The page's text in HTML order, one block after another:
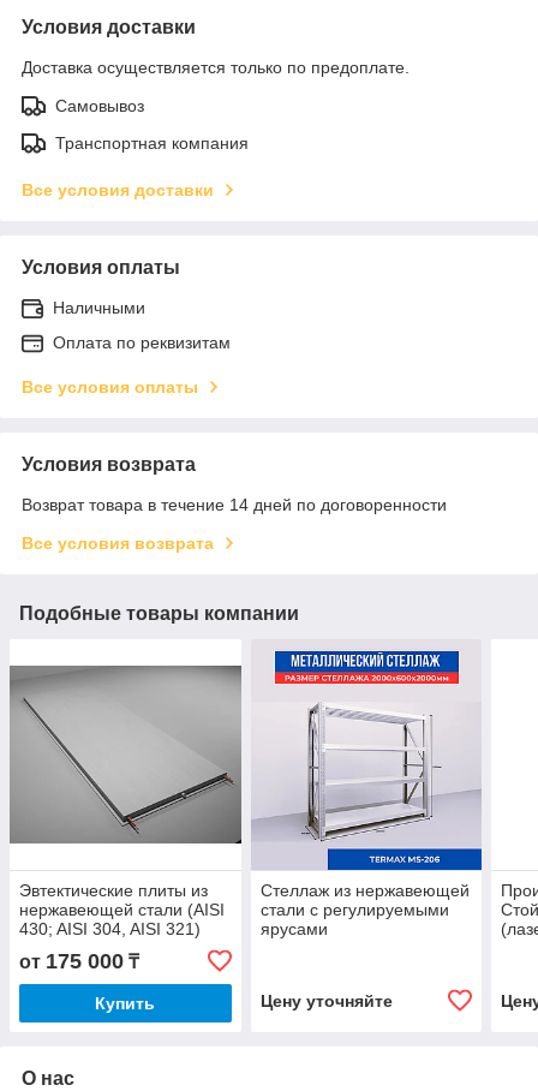
Условия доставки
Доставка осуществляется только по предоплате.
Самовывоз
Транспортная компания
Все условия доставки
Условия оплаты
Наличными
Оплата по реквизитам
Все условия оплаты
Условия возврата
Возврат товара в течение 14 дней по договоренности
Все условия возврата
Подобные товары компании
Эвтектические плиты из
нержавеющей стали (AISI
430; AISI 304, AISI 321)
от 175 000 ₸
Купить
Стеллаж из нержавеющей
стали с регулируемыми
ярусами
Цену уточняйте
О нас